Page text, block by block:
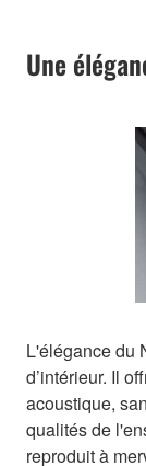
Une
L'élégance du
d’intérieur. Il
acoustique,
qualités de
reproduit à